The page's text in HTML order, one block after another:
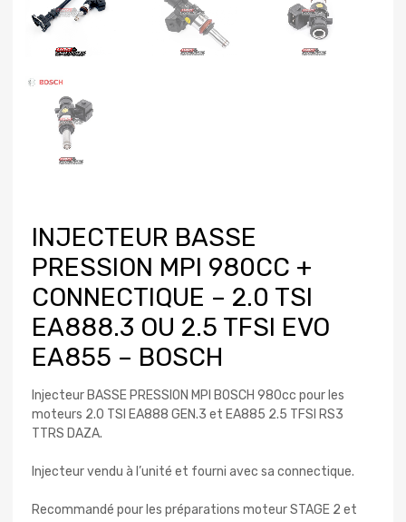
INJECTEUR BASSE
PRESSION MPI 980CC +
CONNECTIQUE – 2.0 TSI
EA888.3 OU 2.5 TFSI EVO
EA855 – BOSCH
Injecteur BASSE PRESSION MPI BOSCH 980cc pour les
moteurs 2.0 TSI EA888 GEN.3 et EA885 2.5 TFSI RS3
TTRS DAZA.
Injecteur vendu à l’unité et fourni avec sa connectique.
Recommandé pour les préparations moteur STAGE 2 et